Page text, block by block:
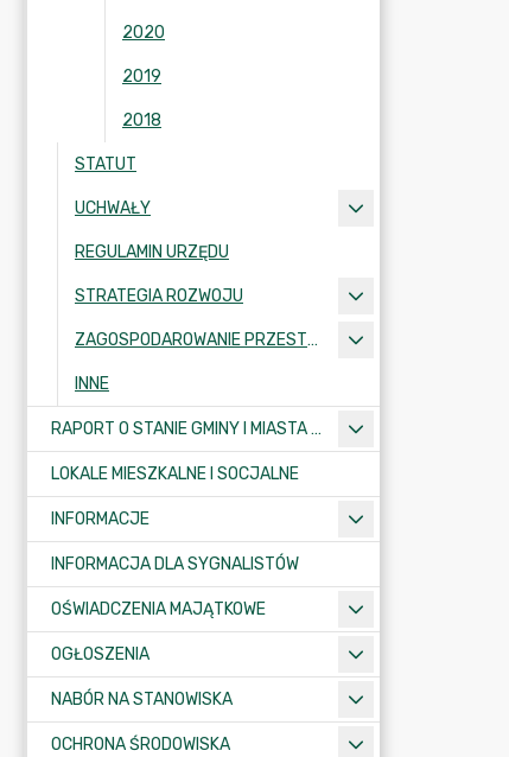
2020
2019
2018
STATUT
UCHWAŁY
REGULAMIN URZĘDU
STRATEGIA ROZWOJU
ZAGOSPODAROWANIE PRZESTRZENNE
INNE
RAPORT O STANIE GMINY I MIASTA KRAJENKA
LOKALE MIESZKALNE I SOCJALNE
INFORMACJE
INFORMACJA DLA SYGNALISTÓW
OŚWIADCZENIA MAJĄTKOWE
OGŁOSZENIA
NABÓR NA STANOWISKA
OCHRONA ŚRODOWISKA